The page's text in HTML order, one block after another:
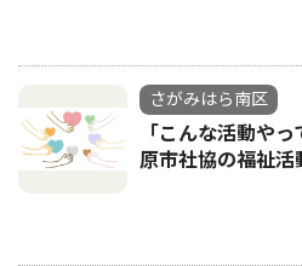
さがみはら南区
「こんな活動や
原市社協の福祉活